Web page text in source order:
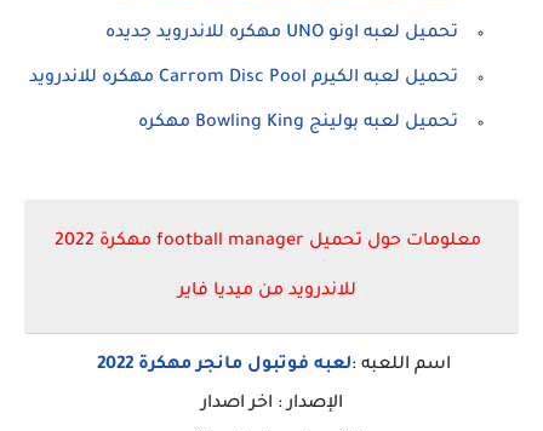
تحميل لعبه اونو UNO مهكره للاندرويد جديده
تحميل لعبه الكيرم Carrom Disc Pool مهكره للاندرويد
تحميل لعبه بولينج Bowling King مهكره
معلومات حول تحميل football manager مهكرة 2022
للاندرويد من ميديا فاير
اسم اللعبه :لعبه فوتبول مانجر مهكرة 2022
الإصدار : اخر اصدار